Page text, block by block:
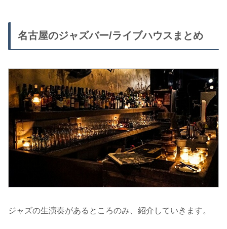
名古屋のジャズバー/ライブハウスまとめ
ジャズの生演奏があるところのみ、紹介していきます。